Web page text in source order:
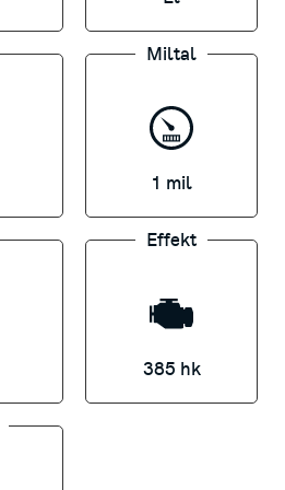
funktioner
och
Dessutom ingår
CarPlay/Android Auto
- en bil som kombinerar
och hållbarhet. Klar för
utan miltal.
Privat–
Miltal
1 mil
Effekt
385 hk